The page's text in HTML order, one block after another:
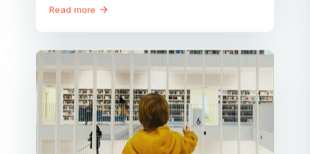
Read more